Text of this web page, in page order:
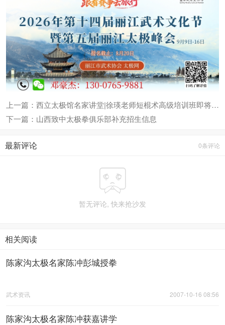
上一篇：西立太极馆名家讲堂|徐瑛老师短棍术高级培训班即将开班
下一篇：山西致中太极拳俱乐部补充招生信息
0条评论
最新评论

暂无评论, 快来抢沙发
相关阅读
陈家沟太极名家陈冲彭城授拳
2007-10-16 08:56
武术资讯
陈家沟太极名家陈冲获嘉讲学